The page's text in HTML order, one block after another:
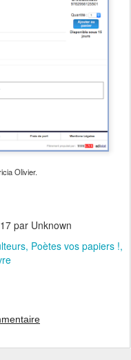
Olivier.
par Unknown
Poètes vos papiers !